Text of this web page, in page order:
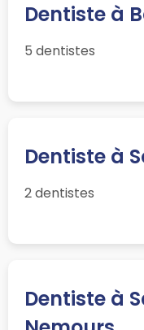
Dentiste à
5 dentistes
Dentiste à
2 dentistes
Dentiste à